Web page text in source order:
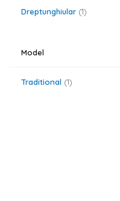
Dreptunghiular 1
Model
Traditional 1